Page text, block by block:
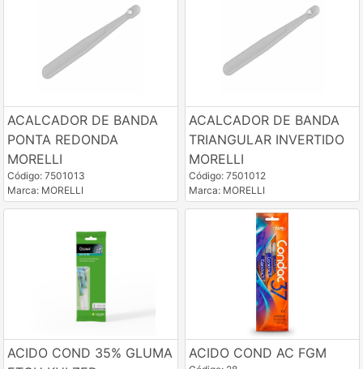
ACALCADOR DE BANDA
PONTA REDONDA
MORELLI
Código: 7501013
Marca: MORELLI
ACALCADOR DE BANDA
TRIANGULAR INVERTIDO
MORELLI
Código: 7501012
Marca: MORELLI
ACIDO COND 35% GLUMA
ACIDO COND AC FGM